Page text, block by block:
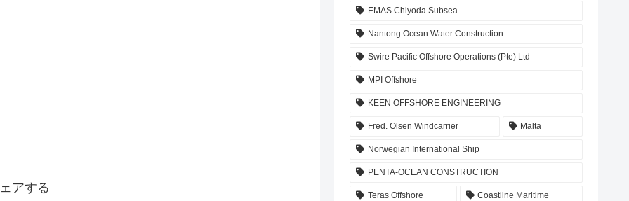
アする
EMAS Chiyoda Subsea
Nantong Ocean Water Construction
Swire Pacific Offshore Operations (Pte) Ltd
MPI Offshore
KEEN OFFSHORE ENGINEERING
Fred. Olsen Windcarrier Malta
Norwegian International Ship
PENTA-OCEAN CONSTRUCTION
Teras Offshore Coastline Maritime